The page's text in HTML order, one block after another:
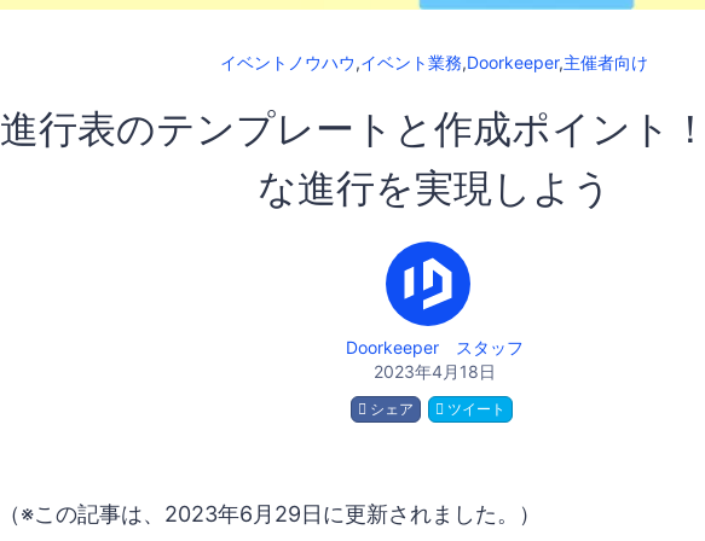
イベントノウハウ,イベント業務,Doorkeeper,主催者向け
進行表のテンプレートと作成ポイント
な進行を実現しよう
Doorkeeper スタッフ
2023年4月18日
シェア ツイート
（※この記事は、2023年6月29日に更新されました。）